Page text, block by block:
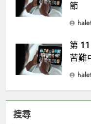
節
第
苦難
搜尋